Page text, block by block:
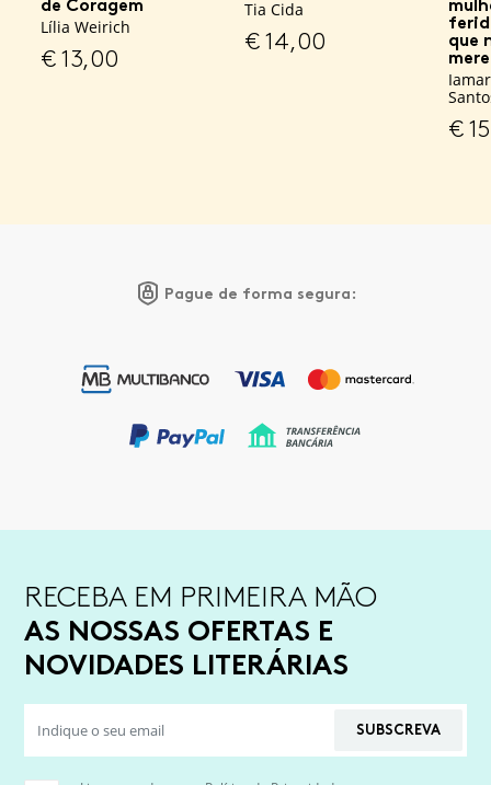
de Coragem
Lília Weirich
€13,00
Tia Cida
€14,00
que
€
Pague de forma segura:
RECEBA EM PRIMEIRA MÃO
AS NOSSAS OFERTAS E
NOVIDADES LITERÁRIAS
SUBSCREVA